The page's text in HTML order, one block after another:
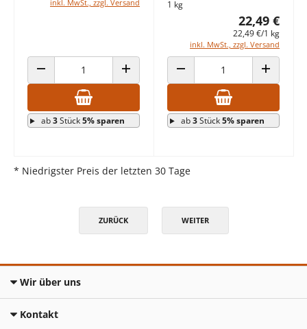
inkl. MwSt., zzgl. Versand
ANZAHL VERRINGERN ANZAHL ERHÖHEN
ab3Stück5% sparen
1 kg
22,49 €
22,49 €/1 kg
inkl. MwSt., zzgl. Versand
ANZAHL VERRINGERN ANZAHL
ab3Stück5% sparen
* Niedrigster Preis der letzten 30 Tage
ZURÜCK WEITER
Wir über uns
Kontakt